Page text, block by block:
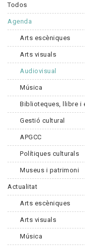
Todos
Agenda
Arts escèniques
Arts visuals
Audiovisual
Música
Biblioteques, llibre i
Gestió cultural
APGCC
Polítiques culturals
Museus i patrimoni
Actualitat
Arts escèniques
Arts visuals
Música